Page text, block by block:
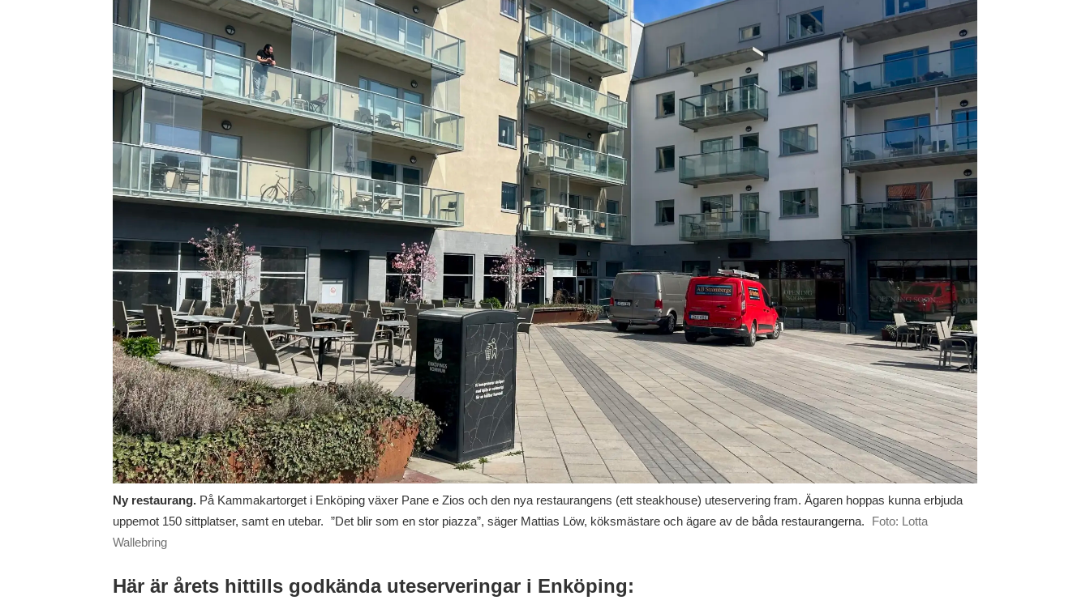
Ny restaurang. På Kammakartorget i Enköping växer Pane e Zios och den nya restaurangens (ett steakhouse) uteservering fram. Ägaren hoppas kunna erbjuda
uppemot 150 sittplatser, samt en utebar. ”Det blir som en stor piazza”, säger Mattias Löw, köksmästare och ägare av de båda restaurangerna.
Foto: Lotta
Wallebring
Här är årets hittills godkända uteserveringar i Enköping: